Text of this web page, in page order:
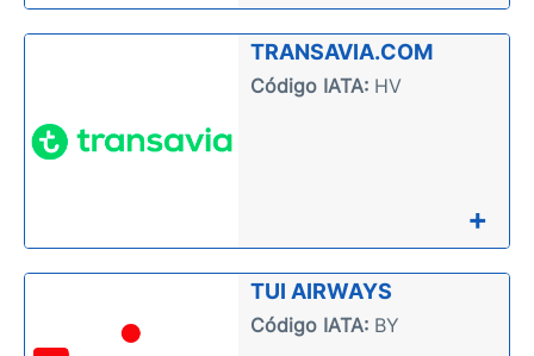
TRANSAVIA.COM
Código IATA:HV
+
TUI AIRWAYS
Código IATA:BY